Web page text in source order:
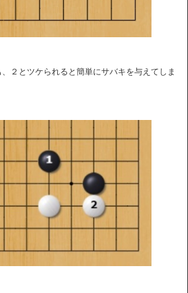
２とツケられると簡単にサバキを与えてしま